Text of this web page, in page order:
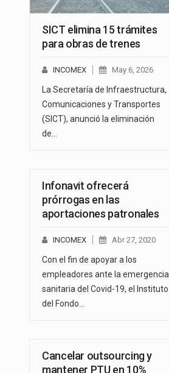
SICT elimina 15 trámites
para obras de trenes
INCOMEX May 6, 2026
La Secretaría de Infraestructura,
Comunicaciones y Transportes
(SICT), anunció la eliminación
de…
Infonavit ofrecerá
prórrogas en las
aportaciones patronales
INCOMEX Abr 27, 2020
Con el fin de apoyar a los
empleadores ante la emergencia
sanitaria del Covid-19, el Instituto
del Fondo…
Cancelar outsourcing y
mantener PTU en 10%